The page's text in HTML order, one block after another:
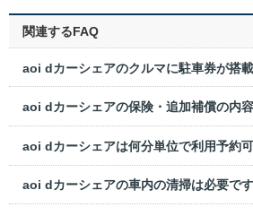
関連するFAQ
aoi dカーシェアの車内の清掃は必要で